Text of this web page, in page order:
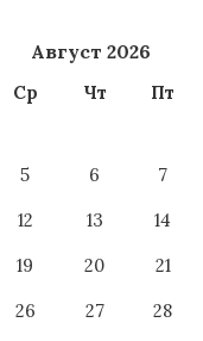
Август 2026
Ср Чт Пт
5 6 7
12 13 14
19 20 21
26 27 28